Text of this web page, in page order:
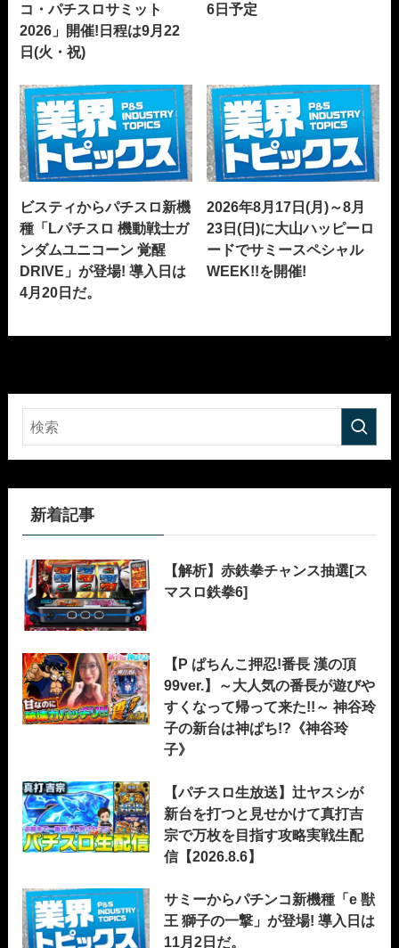
コ・パチスロサミット
2026」開催!日程は9月22
日(火・祝)
6日予定
ビスティからパチスロ新機
種「Lパチスロ 機動戦士ガ
ンダムユニコーン 覚醒
DRIVE」が登場! 導入日は
4月20日だ。
2026年8月17日(月)～8月
23日(日)に大山ハッピーロ
ードでサミースペシャル
WEEK!!を開催!
新着記事
【解析】赤鉄拳チャンス抽選[ス
マスロ鉄拳6]
【P ぱちんこ押忍!番長 漢の頂
99ver.】～大人気の番長が遊びや
すくなって帰って来た!!～ 神谷玲
子の新台は神ぱち!?《神谷玲
子》
【パチスロ生放送】辻ヤスシが
新台を打つと見せかけて真打吉
宗で万枚を目指す攻略実戦生配
信【2026.8.6】
サミーからパチンコ新機種「e 獣
王 獅子の一撃」が登場! 導入日は
11月2日だ。